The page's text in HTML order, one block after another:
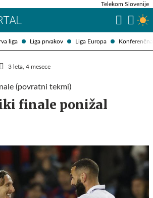
liga Liga prvakov Liga Europa
Telekom Slovenije
3 leta, 4 mesece
(povratni tekmi)
finale ponižal